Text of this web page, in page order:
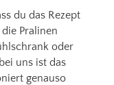
du das Rezept
Pralinen
oder
uns ist das
genauso